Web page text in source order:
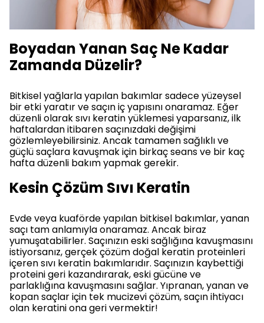
Boyadan Yanan Saç Ne Kadar
Zamanda Düzelir?
Bitkisel yağlarla yapılan bakımlar sadece yüzeysel
bir etki yaratır ve saçın iç yapısını onaramaz. Eğer
düzenli olarak sıvı keratin yüklemesi yaparsanız, ilk
haftalardan itibaren saçınızdaki değişimi
gözlemleyebilirsiniz. Ancak tamamen sağlıklı ve
güçlü saçlara kavuşmak için birkaç seans ve bir kaç
hafta düzenli bakım yapmak gerekir.
Kesin Çözüm Sıvı Keratin
Evde veya kuaförde yapılan bitkisel bakımlar, yanan
saçı tam anlamıyla onaramaz. Ancak biraz
yumuşatabilirler. Saçınızın eski sağlığına kavuşmasını
istiyorsanız, gerçek çözüm doğal keratin proteinleri
içeren sıvı keratin bakımlarıdır. Saçınızın kaybettiği
proteini geri kazandırarak, eski gücüne ve
parlaklığına kavuşmasını sağlar. Yıpranan, yanan ve
kopan saçlar için tek mucizevi çözüm, saçın ihtiyacı
olan keratini ona geri vermektir!